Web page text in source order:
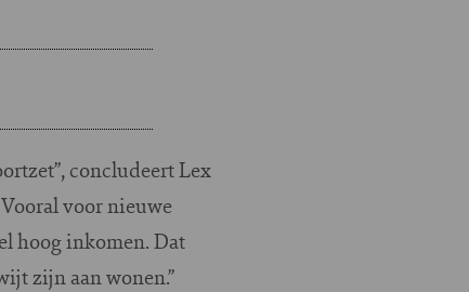
concludeert Lex
voor nieuwe
hoog inkomen. Dat
zijn aan wonen.”